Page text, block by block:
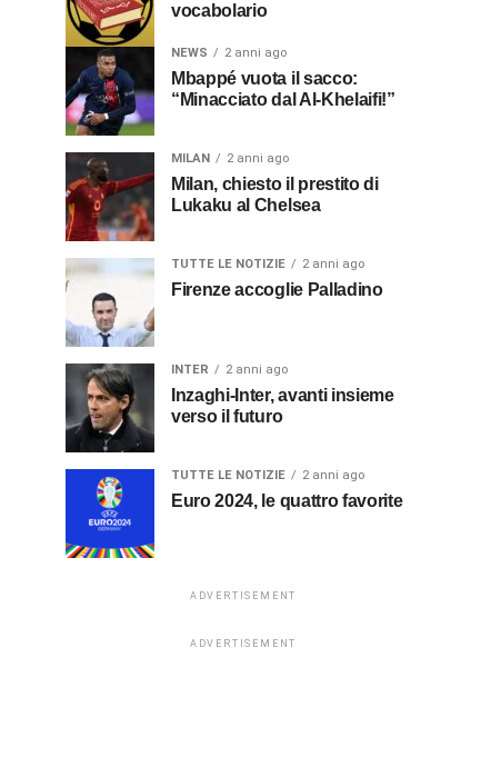
vocabolario
NEWS 2 anni ago
Mbappé vuota il sacco:
“Minacciato dal Al-Khelaifi!”
MILAN 2 anni ago
Milan, chiesto il prestito di
Lukaku al Chelsea
TUTTE LE NOTIZIE 2 anni ago
Firenze accoglie Palladino
INTER 2 anni ago
Inzaghi-Inter, avanti insieme
verso il futuro
TUTTE LE NOTIZIE 2 anni ago
Euro 2024, le quattro favorite
ADVERTISEMENT
ADVERTISEMENT